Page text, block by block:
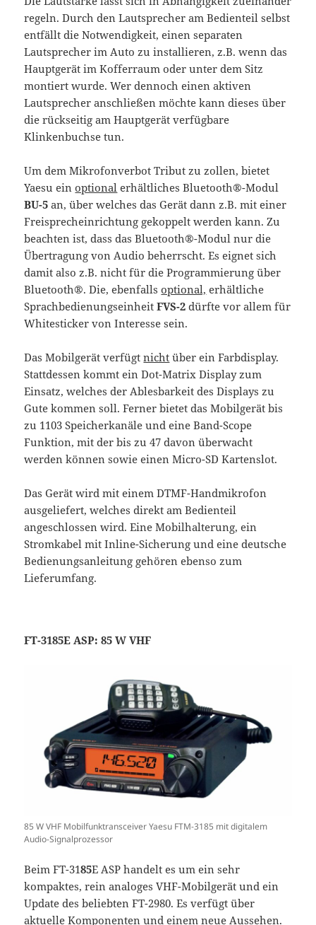
regeln. Durch den Lautsprecher am Bedienteil selbst
entfällt die Notwendigkeit, einen separaten
Lautsprecher im Auto zu installieren, z.B. wenn das
Hauptgerät im Kofferraum oder unter dem Sitz
montiert wurde. Wer dennoch einen aktiven
Lautsprecher anschließen möchte kann dieses über
die rückseitig am Hauptgerät verfügbare
Klinkenbuchse tun.
Um dem Mikrofonverbot Tribut zu zollen, bietet
Yaesu einoptional erhältliches Bluetooth®-Modul
BU-5 an, über welches das Gerät dann z.B. mit einer
Freisprecheinrichtung gekoppelt werden kann. Zu
beachten ist, dass das Bluetooth®-Modul nur die
Übertragung von Audio beherrscht. Es eignet sich
damit also z.B. nicht für die Programmierung über
Bluetooth®. Die, ebenfallsoptional, erhältliche
SprachbedienungseinheitFVS-2 dürfte vor allem für
Whitesticker von Interesse sein.
Das Mobilgerät verfügtnicht über ein Farbdisplay.
Stattdessen kommt ein Dot-Matrix Display zum
Einsatz, welches der Ablesbarkeit des Displays zu
Gute kommen soll. Ferner bietet das Mobilgerät bis
zu 1103 Speicherkanäle und eine Band-Scope
Funktion, mit der bis zu 47 davon überwacht
werden können sowie einen Micro-SD Kartenslot.
Das Gerät wird mit einem DTMF-Handmikrofon
ausgeliefert, welches direkt am Bedienteil
angeschlossen wird. Eine Mobilhalterung, ein
Stromkabel mit Inline-Sicherung und eine deutsche
Bedienungsanleitung gehören ebenso zum
Lieferumfang.
FT-3185E ASP: 85 W VHF
85 W VHF Mobilfunktransceiver Yaesu FTM-3185 mit digitalem
Audio-Signalprozessor
Beim FT-3185E ASP handelt es um ein sehr
kompaktes, rein analoges VHF-Mobilgerät und ein
Update des beliebten FT-2980. Es verfügt über
aktuelle Komponenten und einem neue Aussehen.